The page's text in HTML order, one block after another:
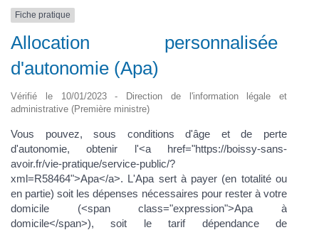
Fiche pratique
Allocation personnalisée
d'autonomie (Apa)
Vérifié le 10/01/2023 - Direction de l'information légale et
administrative (Première ministre)
Vous pouvez, sous conditions d'âge et de perte
d'autonomie, obtenir l'<a href="https://boissy-sans-
avoir.fr/vie-pratique/service-public/?
xml=R58464">Apa</a>. L'Apa sert à payer (en totalité ou
en partie) soit les dépenses nécessaires pour rester à votre
domicile (<span class="expression">Apa à
domicile</span>), soit le tarif dépendance de